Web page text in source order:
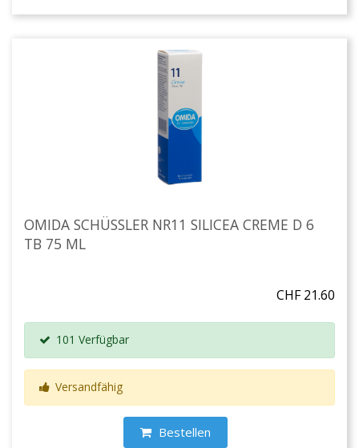
OMIDA SCHÜSSLER NR11 SILICEA CREME D 6
TB 75 ML
CHF 21.60
101 Verfügbar
Versandfähig
Bestellen